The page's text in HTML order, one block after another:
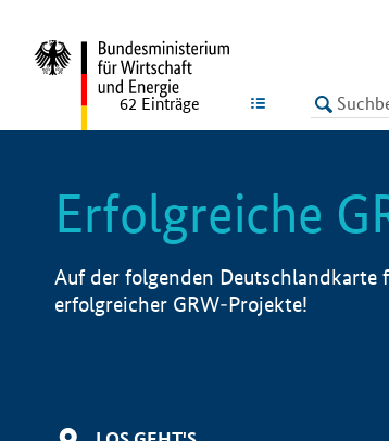
LISTE
62 Einträge
Erfolgreiche
Auf der folgenden Deutschlandkarte
erfolgreicher GRW-Projekte!